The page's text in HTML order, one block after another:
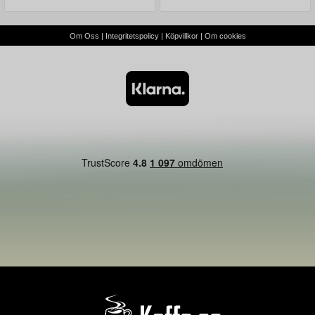
Om Oss | Integritetspolicy| Köpvillkor| Om cookies